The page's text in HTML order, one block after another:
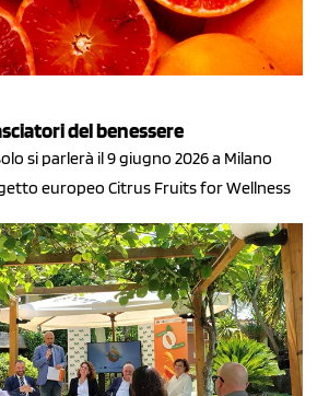
del benessere
si parlerà il 9 giugno 2026 a Milano
europeo Citrus Fruits for Wellness